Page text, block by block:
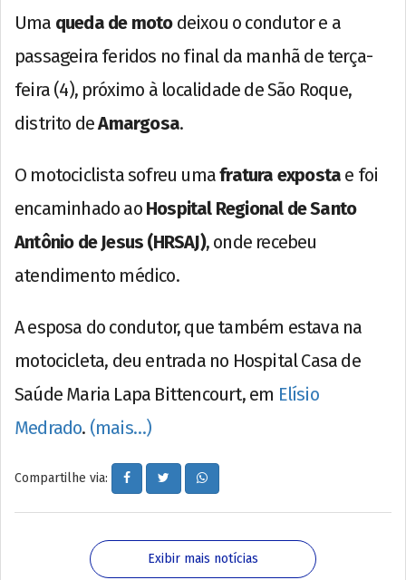
Uma queda de motodeixou o condutor e a
passageira feridos no final da manhã de terça-
feira (4), próximo à localidade de São Roque,
distrito deAmargosa.
O motociclista sofreu umafratura exposta e foi
encaminhado ao Hospital Regional de Santo
Antônio de Jesus (HRSAJ), onde recebeu
atendimento médico.
A esposa do condutor, que também estava na
motocicleta, deu entrada no Hospital Casa de
Saúde Maria Lapa Bittencourt, em Elísio
Medrado. (mais…)
Compartilhe via:
Exibir mais notícias